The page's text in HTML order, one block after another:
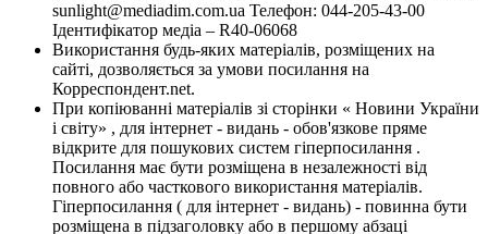
sunlight@mediadim.com.ua Телефон: 044-205-43-00
Ідентифікатор медіа – R40-06068
Використання будь-яких матеріалів, розміщених на
сайті, дозволяється за умови посилання на
Корреспондент.net.
При копіюванні матеріалів зі сторінки « Новини України
і світу» , для інтернет - видань - обов'язкове пряме
відкрите для пошукових систем гіперпосилання .
Посилання має бути розміщена в незалежності від
повного або часткового використання матеріалів.
Гіперпосилання ( для інтернет - видань) - повинна бути
розміщена в підзаголовку або в першому абзаці